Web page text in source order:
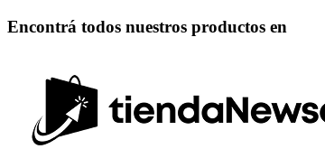
Encontrá todos nuestros productos en